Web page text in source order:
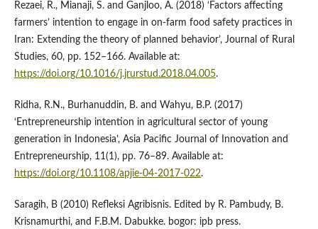
Rezaei, R., Mianaji, S. and Ganjloo, A. (2018) ‘Factors affecting
farmers’ intention to engage in on-farm food safety practices in
Iran: Extending the theory of planned behavior’, Journal of Rural
Studies, 60, pp. 152–166. Available at:
https://doi.org/10.1016/j.jrurstud.2018.04.005.
Ridha, R.N., Burhanuddin, B. and Wahyu, B.P. (2017)
‘Entrepreneurship intention in agricultural sector of young
generation in Indonesia’, Asia Pacific Journal of Innovation and
Entrepreneurship, 11(1), pp. 76–89. Available at:
https://doi.org/10.1108/apjie-04-2017-022.
Saragih, B (2010) Refleksi Agribisnis. Edited by R. Pambudy, B.
Krisnamurthi, and F.B.M. Dabukke. bogor: ipb press.